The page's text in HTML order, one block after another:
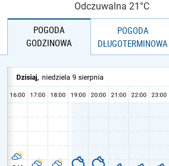
Odczuwalna 21°C
POGODA
GODZINOWA
POGODA
DŁUGOTERMINOWA